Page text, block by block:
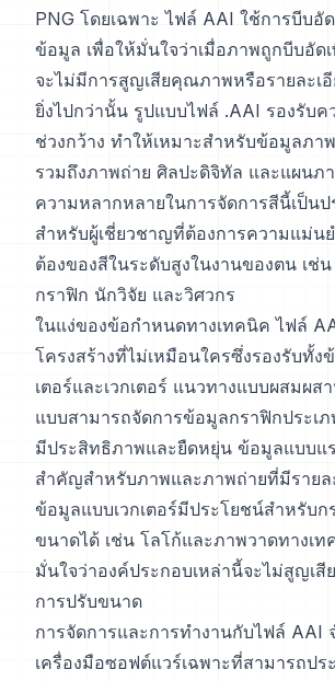
PNG โดยเฉพาะ ไฟล์ AAI ใช้การบีบอั
ข้อมูล เพื่อให้มั่นใจว่าเมื่อภาพถูกบีบอัด
จะไม่มีการสูญเสียคุณภาพหรือรายละเ
ยิ่งไปกว่านั้น รูปแบบไฟล์ .AAI รองรับ
ช่วงกว้าง ทำให้เหมาะสำหรับข้อมูลภา
รวมถึงภาพถ่าย ศิลปะดิจิทัล และแผนภ
ความหลากหลายในการจัดการสีนี้เป็นป
สำหรับผู้เชี่ยวชาญที่ต้องการความแม่น
ต้องของสีในระดับสูงในงานของตน เช่
กราฟิก นักวิจัย และวิศวกร
ในแง่ของข้อกำหนดทางเทคนิค ไฟล์
โครงสร้างที่ไม่เหมือนใครซึ่งรองรับทั้ง
เตอร์และเวกเตอร์ แนวทางแบบผสมผส
แบบสามารถจัดการข้อมูลกราฟิกประเภ
มีประสิทธิภาพและยืดหยุ่น ข้อมูลแบบแ
สำคัญสำหรับภาพและภาพถ่ายที่มีรายล
ข้อมูลแบบเวกเตอร์มีประโยชน์สำหรับ
ขนาดได้ เช่น โลโก้และภาพวาดทางเท
มั่นใจว่าองค์ประกอบเหล่านี้จะไม่สูญเ
การปรับขนาด
การจัดการและการทำงานกับไฟล์ AAI
เครื่องมือซอฟต์แวร์เฉพาะที่สามารถปร